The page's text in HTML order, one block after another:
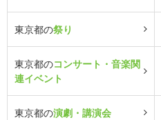
東京都の祭り
東京都のコンサート・音楽関
連イベント
東京都の演劇・講演会